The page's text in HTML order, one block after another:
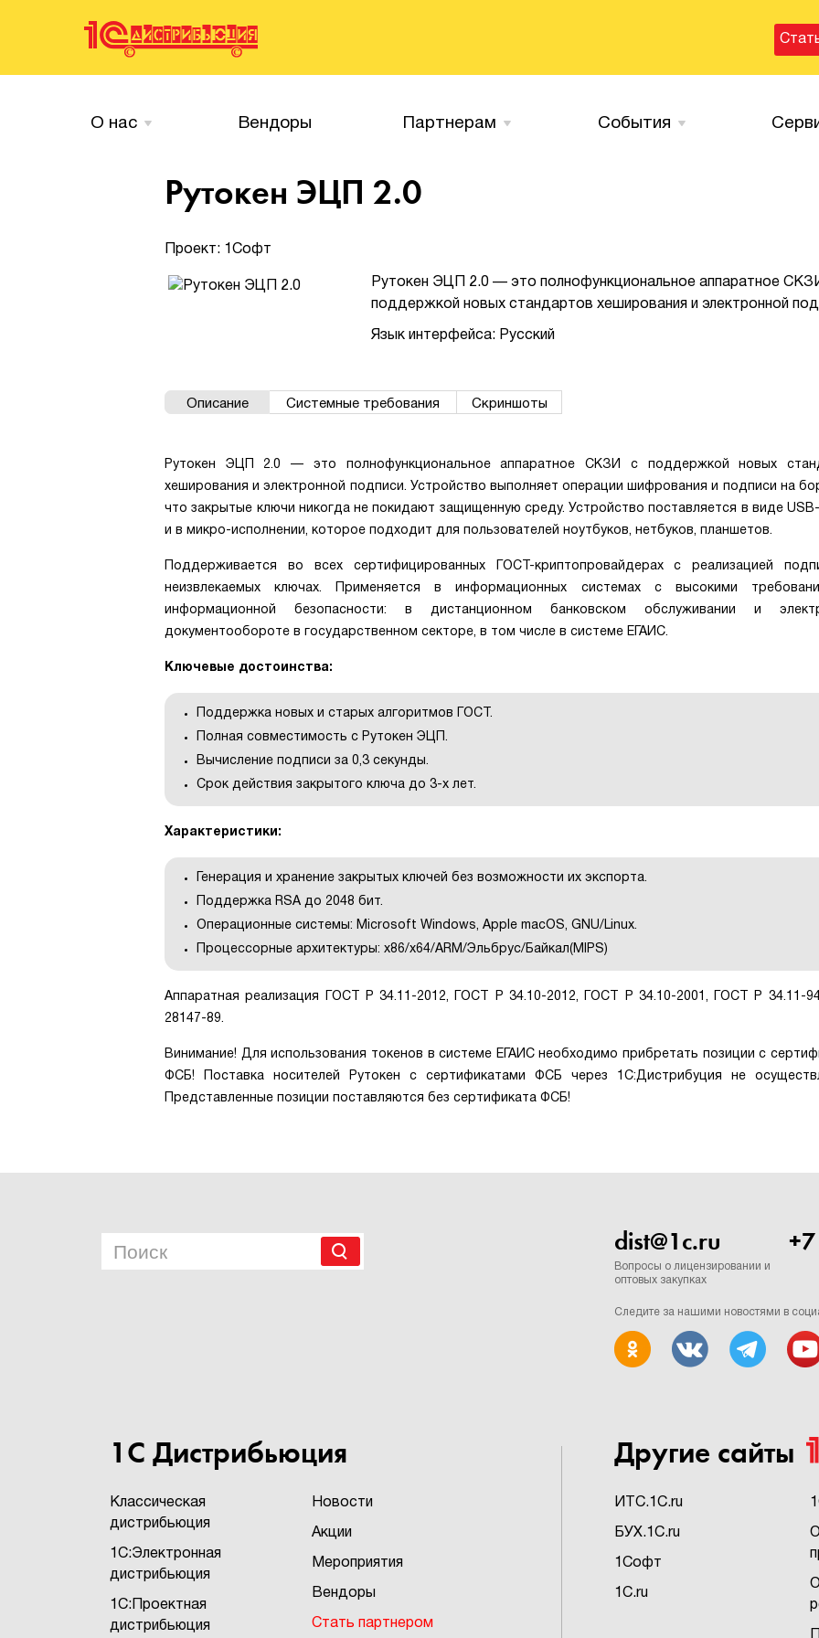
О нас Вендоры Партнерам События
Рутокен ЭЦП 2.0
Проект: 1Софт
Рутокен ЭЦП 2.0 — это полнофункциональное аппаратное
поддержкой новых стандартов хеширования и электронной
Язык интерфейса: Русский
Описание Системные требования Скриншоты
Рутокен ЭЦП 2.0 — это полнофункциональное аппаратное СКЗИ с поддержкой новых
хеширования и электронной подписи. Устройство выполняет операции шифрования и подписи на
что закрытые ключи никогда не покидают защищенную среду. Устройство поставляется в виде
и в микро-исполнении, которое подходит для пользователей ноутбуков, нетбуков, планшетов.
Поддерживается во всех сертифицированных ГОСТ-криптопровайдерах с реализацией
неизвлекаемых ключах. Применяется в информационных системах с высокими
информационной безопасности: в дистанционном банковском обслуживании и
документообороте в государственном секторе, в том числе в системе ЕГАИС.
Ключевые достоинства:
Поддержка новых и старых алгоритмов ГОСТ.
Полная совместимость с Рутокен ЭЦП.
Вычисление подписи за 0,3 секунды.
Срок действия закрытого ключа до 3-х лет.
Характеристики:
Генерация и хранение закрытых ключей без возможности их экспорта.
Поддержка RSA до 2048 бит.
Операционные системы: Microsoft Windows, Apple macOS, GNU/Linux.
Процессорные архитектуры: x86/x64/ARM/Эльбрус/Байкал(MIPS)
Аппаратная реализация ГОСТ Р 34.11-2012, ГОСТ Р 34.10-2012, ГОСТ Р 34.10-2001, ГОСТ Р 34.11-
28147-89.
Винимание! Для использования токенов в системе ЕГАИС необходимо прибретать позиции с
ФСБ! Поставка носителей Рутокен с сертификатами ФСБ через 1С:Дистрибуция не
Представленные позиции поставляются без сертификата ФСБ!
dist@1c.ru
Вопросы о лицензировании и
оптовых закупках
Следите за нашими новостями в
1С Дистрибьюция
Классическая
дистрибьюция
1С:Электронная
дистрибьюция
1С:Проектная
дистрибьюция
Новости
Акции
Мероприятия
Вендоры
Стать партнером
Другие сайты
ИTC.1C.ru
БУХ.1C.ru
1Софт
1C.ru